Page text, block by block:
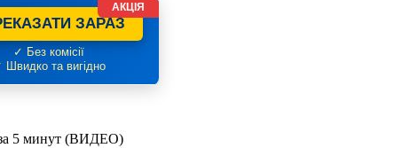
ЗАРАЗ
✓ Без комісії
Швидко та вигідно
АКЦІЯ
за 5 минут (ВИДЕО)